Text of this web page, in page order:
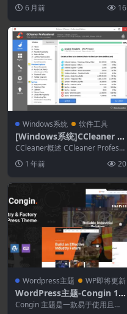
您所有的音乐...
6 月前 16
Windows系统 软件工具
[Windows系统]CCleaner 6.
38.11537
CCleaner概述 CCleaner Professi
1 年前 20
Wordpress主题 WP即将更新
WordPress主题-Congin 1.2
–工业与工厂WordPress主题
Congin 主题是一款易于使用且灵